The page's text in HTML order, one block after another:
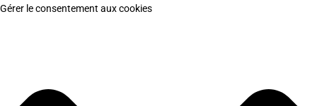
Gérer le consentement aux cookies